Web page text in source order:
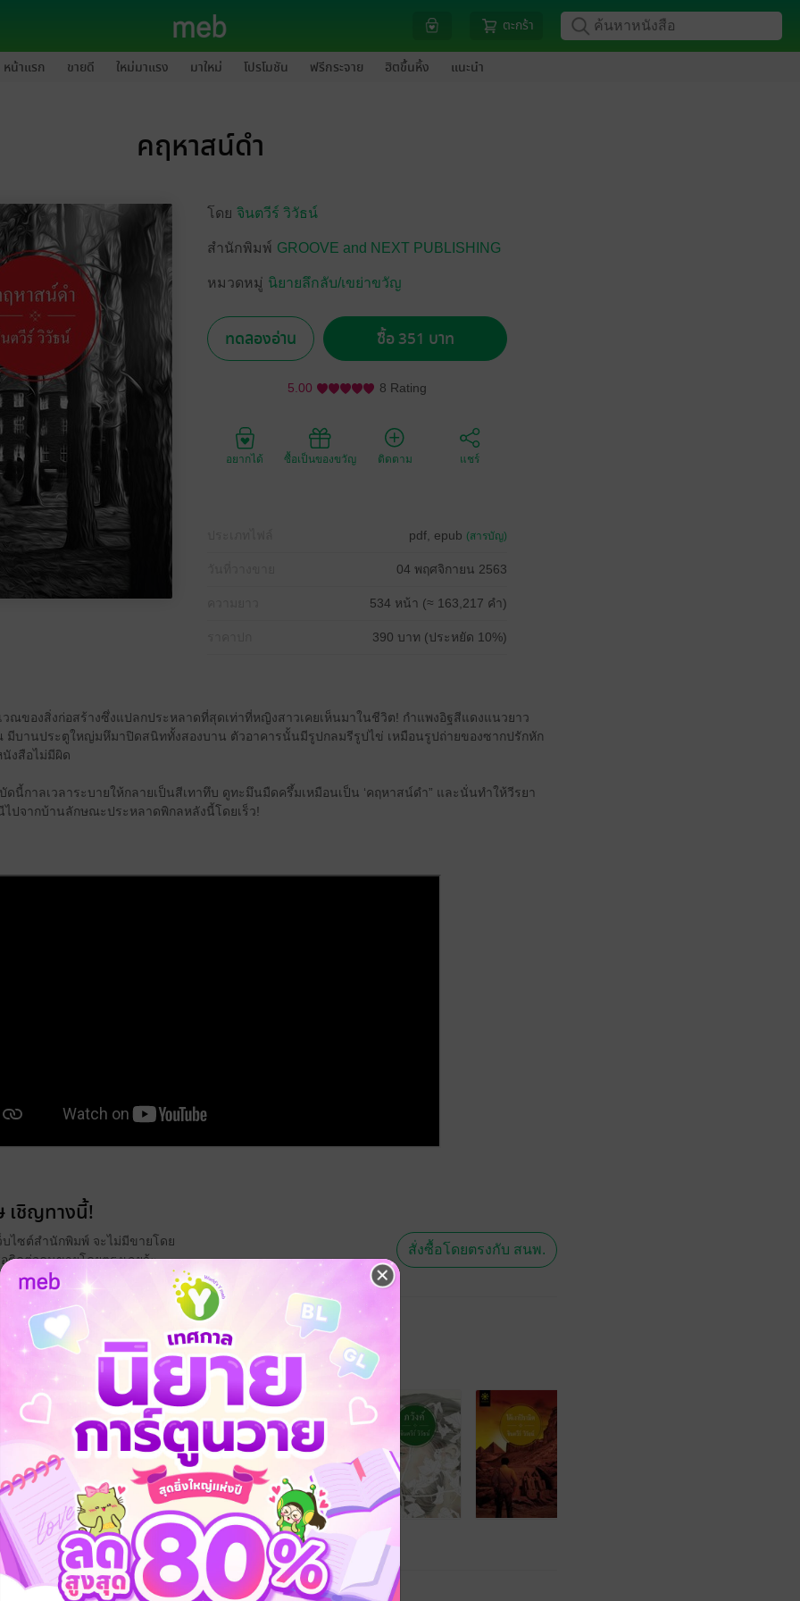
ตะกร้า
หน้าแรก ขายดี ใหม่มาแรง มาใหม่ โปรโมชัน ฟรีกระจาย ฮิตขึ้นหิ้ง แนะนำ
คฤหาสน์ดำ
โดย จินตวีร์ วิวัธน์
สำนักพิมพ์ GROOVE and NEXT PUBLISHING
หมวดหมู่ นิยายลึกลับ/เขย่าขวัญ
ทดลองอ่าน ซื้อ 351 บาท
5.00 8 Rating
อยากได้ ซื้อเป็นของขวัญ ติดตาม แชร์
pdf, epub (สารบัญ)
04 พฤศจิกายน 2563
534 หน้า (≈ 163,217 คำ)
390 บาท (ประหยัด 10%)
ณของสิ่งก่อสร้างซึ่งแปลกประหลาดที่สุดเท่าที่หญิงสาวเคยเห็นมาในชีวิต! กำแพงอิฐสีแดงแนวยาว
มีบานประตูใหญ่มหึมาปิดสนิททั้งสองบาน ตัวอาคารนั้นมีรูปกลมรีรูปไข่ เหมือนรูปถ่ายของซากปรักหัก
งสือไม่มีผิด
นี้กาลเวลาระบายให้กลายเป็นสีเทาทึบ ดูทะมึนมืดครึ้มเหมือนเป็น ‘คฤหาสน์ดำ” และนั่นทำให้วีรยา
ไปจากบ้านลักษณะประหลาดพิกลหลังนี้โดยเร็ว!
เชิญทางนี้!
บไซต์สำนักพิมพ์ จะไม่มีขายโดย
ติดต่อคนขายโดยตรงเลยจ้ะ
สั่งซื้อโดยตรงกับ สนพ.